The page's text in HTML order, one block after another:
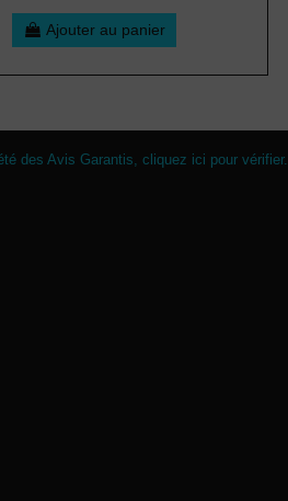
Ajouter au panier
des Avis Garantis, cliquez ici pour vérifier.